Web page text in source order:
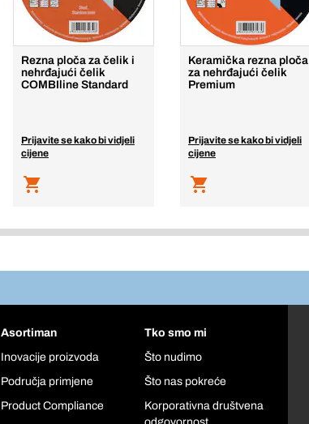
Rezna ploča za čelik i
nehrđajući čelik
COMBIline Standard
Prijavite se kako bi vidjeli
cijene
Keramička rezna ploča
za nehrđajući čelik
Premium
Prijavite se kako bi vidjeli
cijene
Asortiman
Inovacije proizvoda
Područja primjene
Product Compliance
Tko smo mi
Što nudimo
Što nas pokreće
Korporativna društvena